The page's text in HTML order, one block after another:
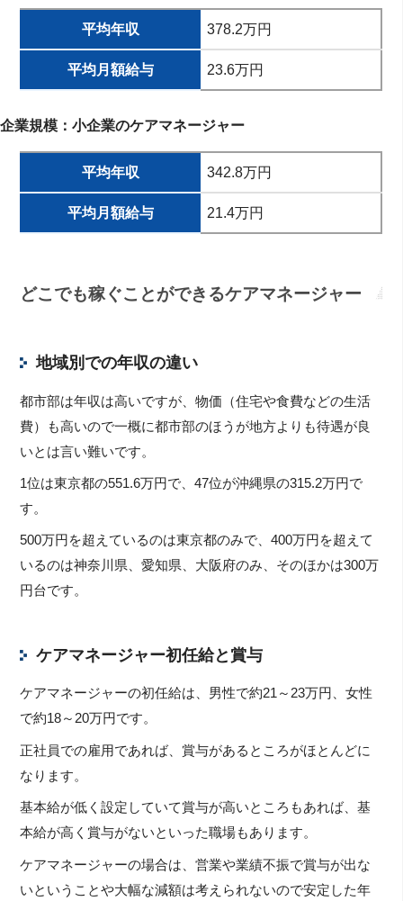
平均年収 378.2万円
平均月額給与 23.6万円
企業規模：小企業のケアマネージャー
平均年収 342.8万円
平均月額給与 21.4万円
どこでも稼ぐことができるケアマネージャー
地域別での年収の違い
都市部は年収は高いですが、物価（住宅や食費などの生活
費）も高いので一概に都市部のほうが地方よりも待遇が良
いとは言い難いです。
1位は東京都の551.6万円で、47位が沖縄県の315.2万円で
す。
500万円を超えているのは東京都のみで、400万円を超えて
いるのは神奈川県、愛知県、大阪府のみ、そのほかは300万
円台です。
ケアマネージャー初任給と賞与
ケアマネージャーの初任給は、男性で約21～23万円、女性
で約18～20万円です。
正社員での雇用であれば、賞与があるところがほとんどに
なります。
基本給が低く設定していて賞与が高いところもあれば、基
本給が高く賞与がないといった職場もあります。
ケアマネージャーの場合は、営業や業績不振で賞与が出な
いということや大幅な減額は考えられないので安定した年